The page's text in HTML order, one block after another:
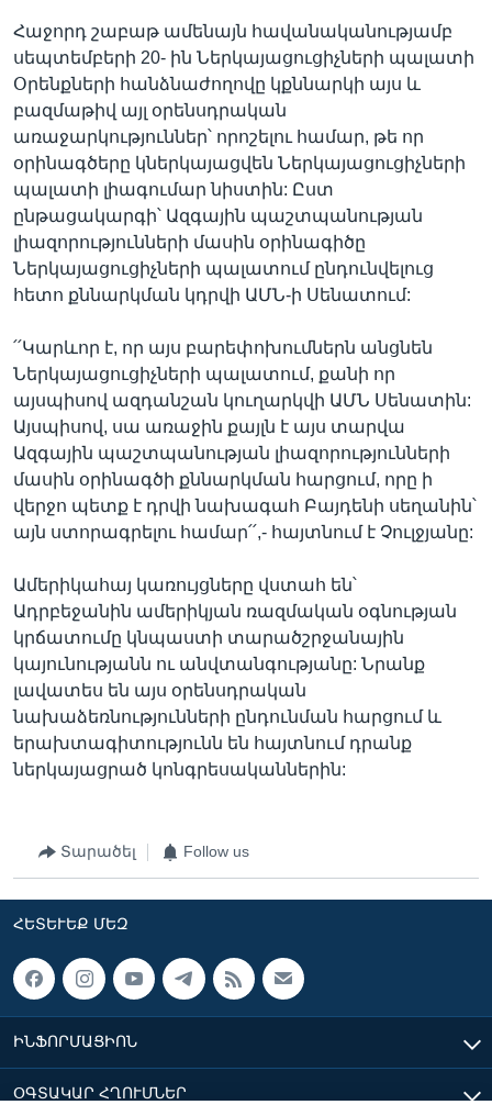
Հաջորդ շաբաթ ամենայն հավանականությամբ
սեպտեմբերի 20- ին Ներկայացուցիչների պալատի
Օրենքների հանձնաժողովը կքննարկի այս և
բազմաթիվ այլ օրենսդրական
առաջարկություններ՝ որոշելու համար, թե որ
օրինագծերը կներկայացվեն Ներկայացուցիչների
պալատի լիագումար նիստին: Ըստ
ընթացակարգի՝ Ազգային պաշտպանության
լիազորությունների մասին օրինագիծը
Ներկայացուցիչների պալատում ընդունվելուց
հետո քննարկման կդրվի ԱՄՆ-ի Սենատում:
՛՛Կարևոր է, որ այս բարեփոխումներն անցնեն
Ներկայացուցիչների պալատում, քանի որ
այսպիսով ազդանշան կուղարկվի ԱՄՆ Սենատին:
Այսպիսով, սա առաջին քայլն է այս տարվա
Ազգային պաշտպանության լիազորությունների
մասին օրինագծի քննարկման հարցում, որը ի
վերջո պետք է դրվի նախագահ Բայդենի սեղանին՝
այն ստորագրելու համար՛՛,- հայտնում է Չուլջյանը:
Ամերիկահայ կառույցները վստահ են՝
Ադրբեջանին ամերիկյան ռազմական օգնության
կրճատումը կնպաստի տարածշրջանային
կայունությանն ու անվտանգությանը: Նրանք
լավատես են այս օրենսդրական
նախաձեռնությունների ընդունման հարցում և
երախտագիտությունն են հայտնում դրանք
ներկայացրած կոնգրեսականներին:
Տարածել Follow us
ՀԵՏԵՒԵՔ ՄԵԶ
ԻՆՖՈՐՄԱՑԻՈՆ
ՕԳՏԱԿԱՐ ՀՂՈՒՄՆԵՐ